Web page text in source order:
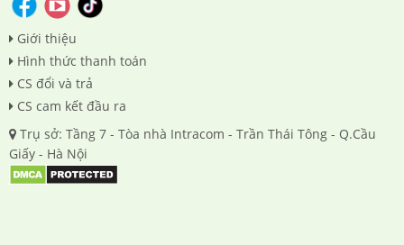
Giới thiệu
Hình thức thanh toán
CS đổi và trả
CS cam kết đầu ra
Trụ sở: Tầng 7 - Tòa nhà Intracom - Trần Thái Tông - Q.Cầu
Giấy - Hà Nội